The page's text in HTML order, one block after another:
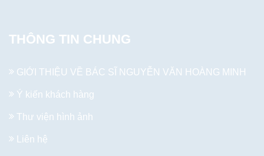
THÔNG TIN CHUNG
GIỚI THIỆU VỀ BÁC SĨ NGUYỄN VĂN HOÀNG MINH
Ý kiến khách hàng
Thư viện hình ảnh
Liên hệ